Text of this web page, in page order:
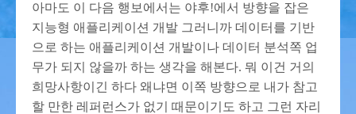
아마도 이 다음 행보에서는 야후!에서 방향을 잡은
지능형 애플리케이션 개발 그러니까 데이터를 기반
으로 하는 애플리케이션 개발이나 데이터 분석쪽 업
무가 되지 않을까 하는 생각을 해본다. 뭐 이건 거의
희망사항이긴 하다 왜냐면 이쪽 방향으로 내가 참고
할 만한 레퍼런스가 없기 때문이기도 하고 그런 자리